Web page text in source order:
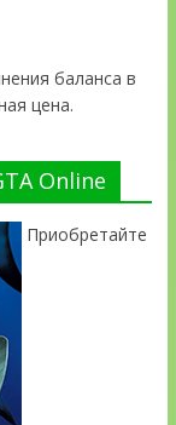
баланса в
цена.
Online
Приобретайте